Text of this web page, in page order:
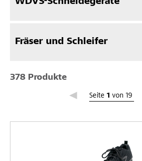
WDVS-Schneidegeräte
Fräser und Schleifer
378 Produkte
Seite 1 von 19
Seite 1